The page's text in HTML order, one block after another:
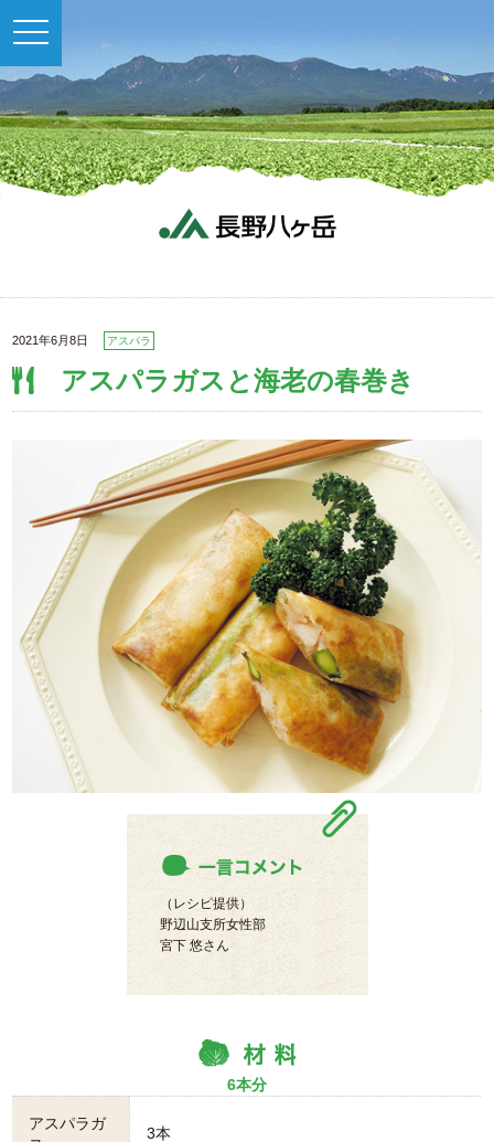
toggle
navigation
2021年6月8日 アスパラ
アスパラガスと海老の春巻き
（レシピ提供）
野辺山支所女性部
宮下 悠さん
6本分
アスパラガ
3本